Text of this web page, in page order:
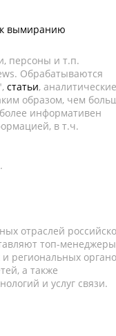
к вымиранию
персоны и т.п.
Обрабатываются
статьи, аналитические
образом, чем
информативен
в т.ч.
отраслей
топ-
региональных
а также
и услуг связи.